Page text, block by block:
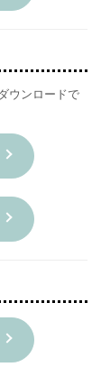
ウンロードで